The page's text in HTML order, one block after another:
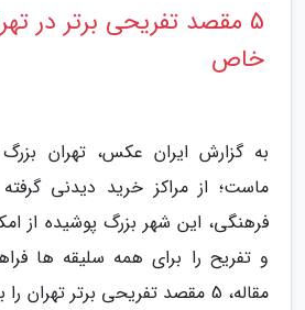
5 مقصد تفریحی برتر در
خاص
به گزارش ایران عکس، تهران
ماست؛ از مراکز خرید دیدنی
فرهنگی، این شهر بزرگ پوشیده از
و تفریح را برای همه سلیقه ها
مقاله، 5 مقصد تفریحی برتر